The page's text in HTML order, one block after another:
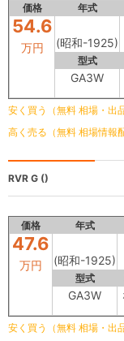
価格 年式
54.6
万円 (昭和-1925)
型式
GA3W
安く買う（無料 相場・出
高く売る（無料 相場情報
RVR G ()
価格 年式
47.6
万円 (昭和-1925)
型式
GA3W
安く買う（無料 相場・出